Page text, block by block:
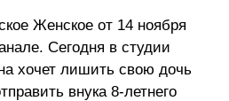
Женское от 14 ноября
Сегодня в студии
хочет лишить свою дочь
внука 8-летнего